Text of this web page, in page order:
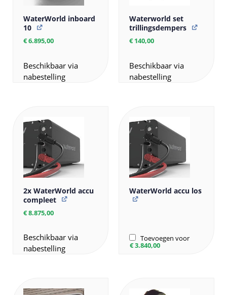
WaterWorld inboard
10
€6.895,00
Beschikbaar via
nabestelling
Waterworld set
trillingsdempers
€140,00
Beschikbaar via
nabestelling
2x WaterWorld accu
compleet
€8.875,00
Beschikbaar via
nabestelling
WaterWorld accu los
Toevoegen voor
€3.840,00